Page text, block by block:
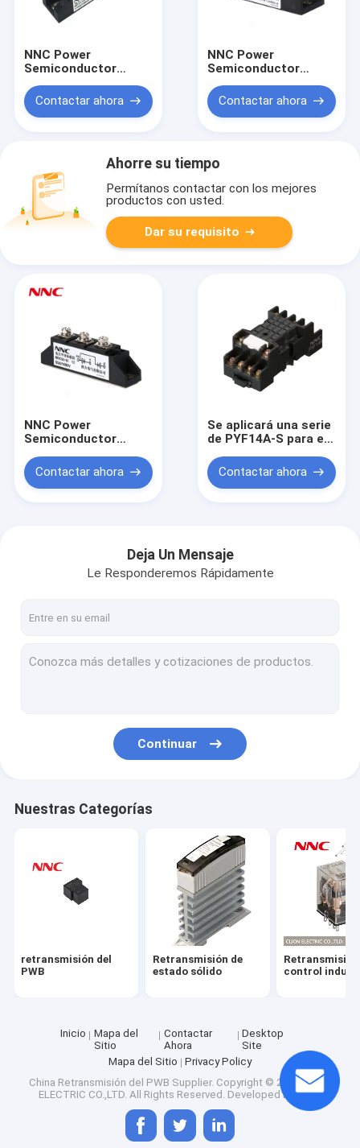
Visita a la fábrica
Contacto
noticias
retransmisión del PWB
Retransmisión de estado sólido
Retransmisión de control industrial
NNC Power
Semiconductor
Module
MFC/MFK/MFX/MFA
Contactar ahora
NNC Power
Semiconductor
Module MDS/MDQ
Contactar ahora
Ahorre su tiempo
Permítanos contactar con los mejores
productos con usted.
Dar su requisito
NNC Power
Semiconductor
Contactar ahora
Se aplicará una serie
de PYF14A-S para el
HHC68B/MY4/JQX-
18F/HH54P.
Contactar ahora
Deja Un Mensaje
Le Responderemos Rápidamente
Continuar
Nuestras Categorías
retransmisión del
PWB
Retransmisión de
estado sólido
Retransmisión
control
Inicio
Mapa del
Sitio
Contactar
Ahora
Desktop
Site
Mapa del Sitio
Privacy Policy
China Retransmisión del PWB Supplier. Copyright © 2026 CLION
ELECTRIC CO.,LTD. All Rights Reserved. Developed byECER